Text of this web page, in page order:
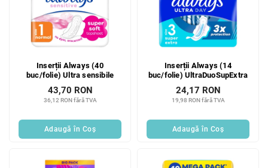
Inserții Always (40
buc/folie) Ultra sensibile
36,12 RON fără TVA
43,70 RON
Adaugă în Coş
Inserții Always (14
buc/folie) UltraDuoSupExtra
19,98 RON fără TVA
24,17 RON
Adaugă în Coş